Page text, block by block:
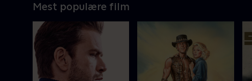
Mest populære film